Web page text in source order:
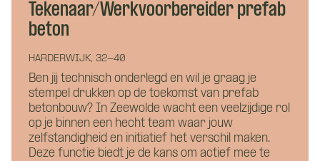
Tekenaar/Werkvoorbereider prefab
beton
HARDERWIJK, 32-40
Ben jij technisch onderlegd en wil je graag je
stempel drukken op de toekomst van prefab
betonbouw? In Zeewolde wacht een veelzijdige rol
op je binnen een hecht team waar jouw
zelfstandigheid en initiatief het verschil maken.
Deze functie biedt je de kans om actief mee te
Wie ben je?
Hoe kunnen we je bereiken?*
Wat is je telefoonnummer?*